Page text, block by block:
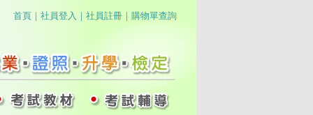
首頁 ｜ 社員登入 ｜ 社員註冊 ｜ 購物單查詢